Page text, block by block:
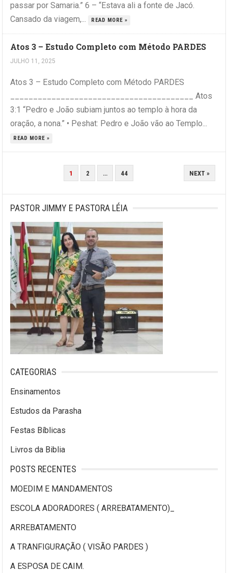
passar por Samaria.” 6 – “Estava ali a fonte de Jacó.
Cansado da viagem,...
READ MORE »
Atos 3 – Estudo Completo com Método PARDES
JULHO 11, 2025
Atos 3 – Estudo Completo com Método PARDES
________________________________________ Atos
3:1 “Pedro e João subiam juntos ao templo à hora da
oração, a nona.” • Peshat: Pedro e João vão ao Templo...
READ MORE »
1 2 … 44 NEXT »
PASTOR JIMMY E PASTORA LÉIA
CATEGORIAS
Ensinamentos
Estudos da Parasha
Festas Bíblicas
Livros da Biblia
POSTS RECENTES
MOEDIM E MANDAMENTOS
ESCOLA ADORADORES ( ARREBATAMENTO)_
ARREBATAMENTO
A TRANFIGURAÇÃO ( VISÃO PARDES )
A ESPOSA DE CAIM.